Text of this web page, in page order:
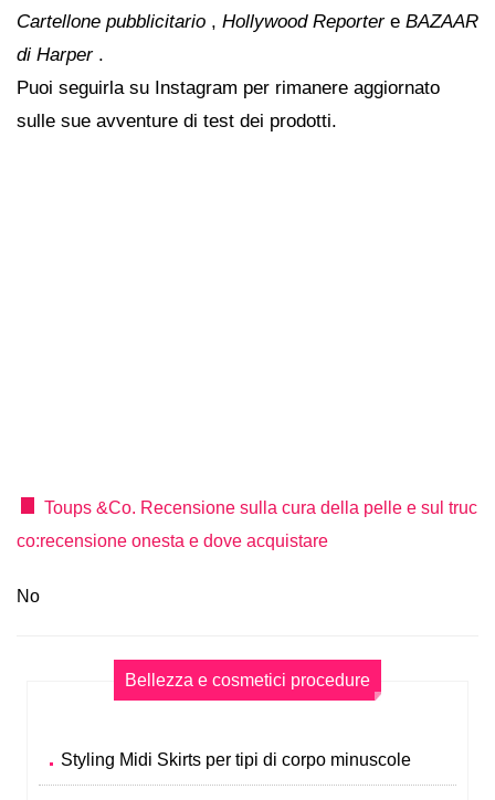
Cartellone pubblicitario , Hollywood Reportere BAZAAR
di Harper.
Puoi seguirla su Instagram per rimanere aggiornato
sulle sue avventure di test dei prodotti.
Toups &Co. Recensione sulla cura della pelle e sul truc
co:recensione onesta e dove acquistare
No
Bellezza e cosmetici procedure
Styling Midi Skirts per tipi di corpo minuscole